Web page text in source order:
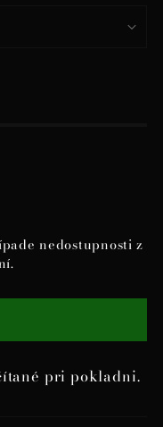
nedostupnosti z
pri pokladni.